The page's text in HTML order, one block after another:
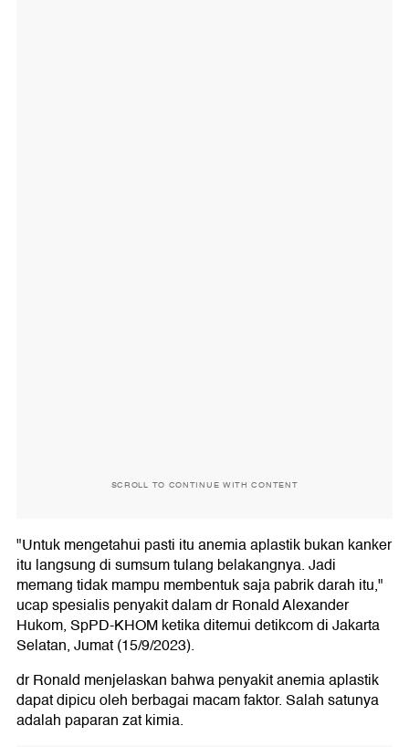
SCROLL TO CONTINUE WITH CONTENT
"Untuk mengetahui pasti itu anemia aplastik bukan kanker
itu langsung di sumsum tulang belakangnya. Jadi
memang tidak mampu membentuk saja pabrik darah itu,"
ucap spesialis penyakit dalam dr Ronald Alexander
Hukom, SpPD-KHOM ketika ditemui detikcom di Jakarta
Selatan, Jumat (15/9/2023).
dr Ronald menjelaskan bahwa penyakit anemia aplastik
dapat dipicu oleh berbagai macam faktor. Salah satunya
adalah paparan zat kimia.